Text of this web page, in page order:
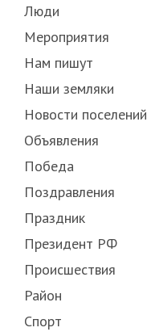
Люди
Мероприятия
Нам пишут
Наши земляки
Новости поселений
Объявления
Победа
Поздравления
Праздник
Президент РФ
Происшествия
Район
Спорт